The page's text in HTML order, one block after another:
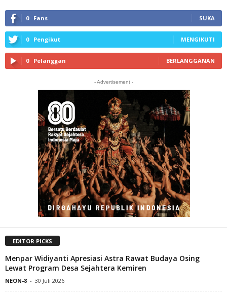
0 Fans SUKA
0 Pengikut MENGIKUTI
0 Pelanggan BERLANGGANAN
- Advertisement -
EDITOR PICKS
Menpar Widiyanti Apresiasi Astra Rawat Budaya Osing
Lewat Program Desa Sejahtera Kemiren
NEON-8 - 30 Juli 2026